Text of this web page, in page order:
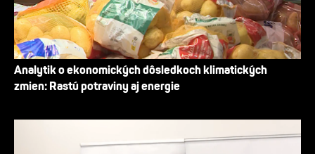
Analytik o ekonomických dôsledkoch klimatických
zmien: Rastú potraviny aj energie